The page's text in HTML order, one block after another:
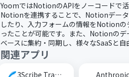
YoomではNotionのAPIをノーコードで
Notionを連携することで、Notionデー
したり、入力フォームの情報をNotion
ったことが可能です。また、Notionの
ベースに集約・同期し、様々なSaaSと自
関連アプリ
3Scribe Transcription